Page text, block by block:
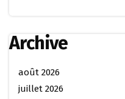
Archive
août 2026
juillet 2026